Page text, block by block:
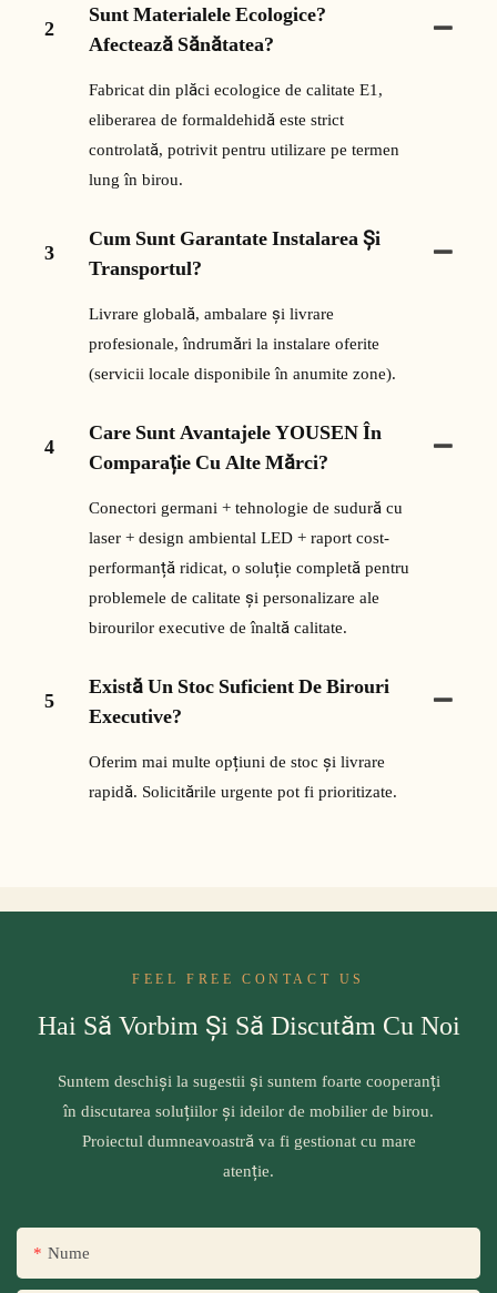
2
Sunt Materialele Ecologice?
Afectează Sănătatea?
Fabricat din plăci ecologice de calitate E1,
eliberarea de formaldehidă este strict
controlată, potrivit pentru utilizare pe termen
lung în birou.
3
Cum Sunt Garantate Instalarea Și
Transportul?
Livrare globală, ambalare și livrare
profesionale, îndrumări la instalare oferite
(servicii locale disponibile în anumite zone).
4
Care Sunt Avantajele YOUSEN În
Comparație Cu Alte Mărci?
Conectori germani + tehnologie de sudură cu
laser + design ambiental LED + raport cost-
performanță ridicat, o soluție completă pentru
problemele de calitate și personalizare ale
birourilor executive de înaltă calitate.
5
Există Un Stoc Suficient De Birouri
Executive?
Oferim mai multe opțiuni de stoc și livrare
rapidă. Solicitările urgente pot fi prioritizate.
FEEL FREE CONTACT US
Hai Să Vorbim Și Să Discutăm Cu Noi
Suntem deschiși la sugestii și suntem foarte cooperanți
în discutarea soluțiilor și ideilor de mobilier de birou.
Proiectul dumneavoastră va fi gestionat cu mare
atenție.
Nume